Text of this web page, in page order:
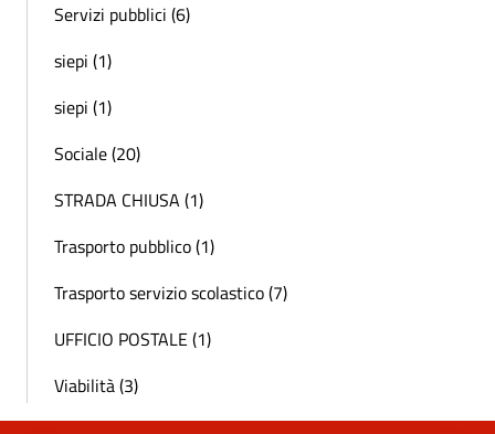
Servizi pubblici (6)
siepi (1)
siepi (1)
Sociale (20)
STRADA CHIUSA (1)
Trasporto pubblico (1)
Trasporto servizio scolastico (7)
UFFICIO POSTALE (1)
Viabilità (3)